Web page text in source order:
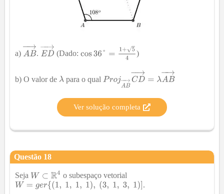
a) . (Dado: )
b) O valor de para o qual
Ver solução completa
Questão 18
Seja
o subespaço vetorial
.